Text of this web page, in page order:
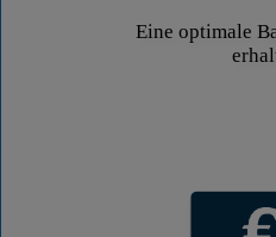
Eine optimale